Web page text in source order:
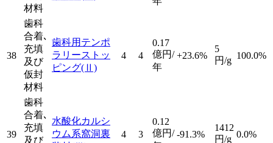
材料
38
歯科
合着､
充填
及び
仮封
材料
歯科用テンポ
ラリーストッ
ピング(Ⅱ)
4 4
0.17
億円/
年
+23.6%
5
円/g 100.0%
39
歯科
合着､
充填
及び
水酸化カルシ
ウム系窩洞裏
4 3
0.12
億円/ -91.3%
1412
円/g 0.0%